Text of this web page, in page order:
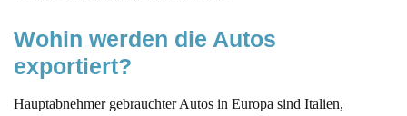
Wohin werden die Autos
exportiert?
Hauptabnehmer gebrauchter Autos in Europa sind Italien,